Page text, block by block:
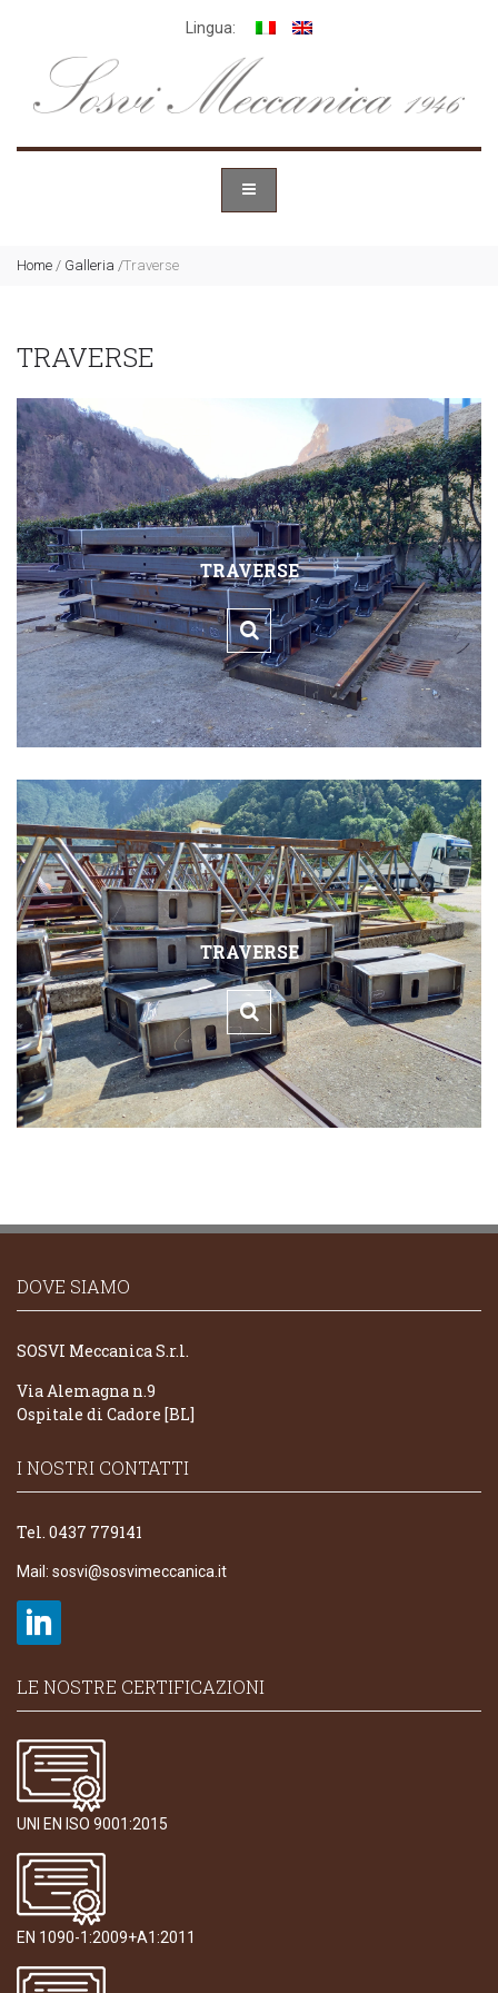
Lingua:
Home / Galleria /Traverse
TRAVERSE
TRAVERSE
TRAVERSE
DOVE SIAMO
SOSVI Meccanica S.r.l.
Via Alemagna n.9
Ospitale di Cadore [BL]
I NOSTRI CONTATTI
Tel. 0437 779141
Mail: sosvi@sosvimeccanica.it
LE NOSTRE CERTIFICAZIONI
UNI EN ISO 9001:2015
EN 1090-1:2009+A1:2011